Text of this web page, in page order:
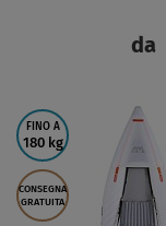
da
FINO A
180 kg
CONSEGNA
GRATUITA